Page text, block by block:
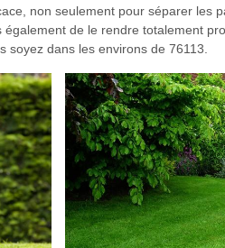
non seulement pour séparer les
de le rendre totalement
soyez dans les environs de 76113.